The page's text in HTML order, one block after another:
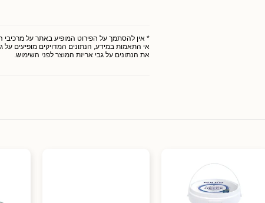
* אין להסתמך על הפירוט המופיע באתר על מרכיבי
אי התאמות במידע, הנתונים המדויקים מופיעים על
את הנתונים על גבי אריזת המוצר לפני השימוש.